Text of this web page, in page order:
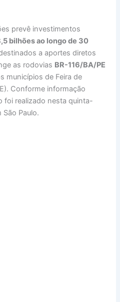
prevê investimentos
bilhões ao longo de 30
a aportes diretos
as rodovias BR-116/BA/PE
municípios de Feira de
Conforme informação
foi realizado nesta quinta-
São Paulo.